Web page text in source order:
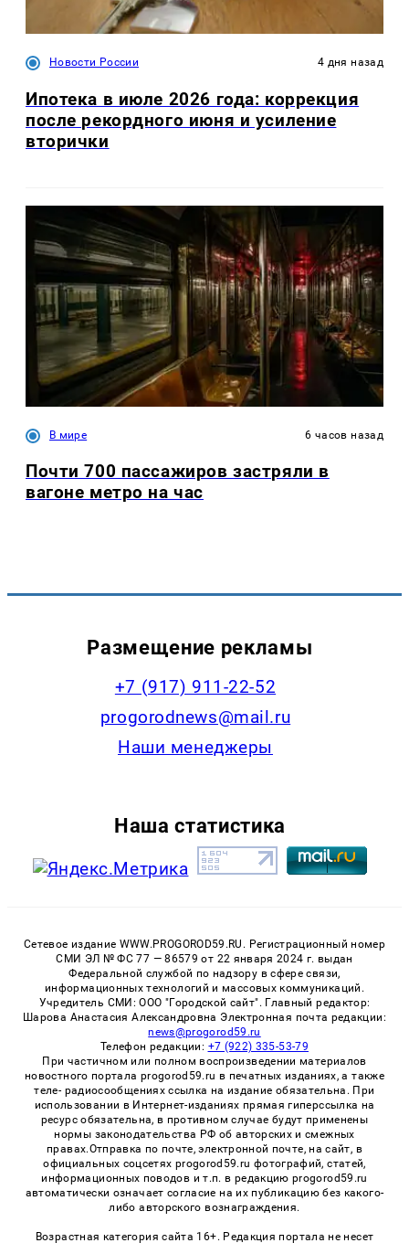
Новости России 4 дня назад
Ипотека в июле 2026 года: коррекция
после рекордного июня и усиление
вторички
В мире 6 часов назад
Почти 700 пассажиров застряли в
вагоне метро на час
Размещение рекламы
+7 (917) 911-22-52
progorodnews@mail.ru
Наши менеджеры
Наша статистика
Сетевое издание WWW.PROGOROD59.RU. Регистрационный номер
СМИ ЭЛ № ФС 77 — 86579 от 22 января 2024 г. выдан
Федеральной службой по надзору в сфере связи,
информационных технологий и массовых коммуникаций.
Учредитель СМИ: ООО "Городской сайт". Главный редактор:
Шарова Анастасия Александровна Электронная почта редакции:
news@progorod59.ru
Телефон редакции: +7 (922) 335-53-79
При частичном или полном воспроизведении материалов
новостного портала progorod59.ru в печатных изданиях, а также
теле- радиосообщениях ссылка на издание обязательна. При
использовании в Интернет-изданиях прямая гиперссылка на
ресурс обязательна, в противном случае будут применены
нормы законодательства РФ об авторских и смежных
правах.Отправка по почте, электронной почте, на сайт, в
официальных соцсетях progorod59.ru фотографий, статей,
информационных поводов и т.п. в редакцию progorod59.ru
автоматически означает согласие на их публикацию без какого-
либо авторского вознаграждения.
Возрастная категория сайта 16+. Редакция портала не несет